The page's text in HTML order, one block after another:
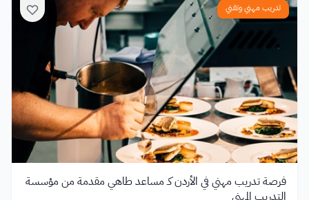
تدريب مهني وتقني
فرصة تدريب مهني في الأردن كـ مساعد طاهي مقدمة من مؤسسة
التدريب المهني